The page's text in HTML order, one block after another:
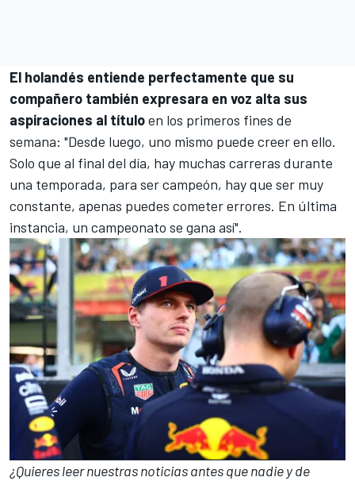
El holandés entiende perfectamente que su
compañero también expresara en voz alta sus
aspiraciones al títuloen los primeros fines de
semana: "Desde luego, uno mismo puede creer en ello.
Solo que al final del día, hay muchas carreras durante
una temporada, para ser campeón, hay que ser muy
constante, apenas puedes cometer errores. En última
instancia, un campeonato se gana así".
¿Quieres leer nuestras noticias antes que nadie y de